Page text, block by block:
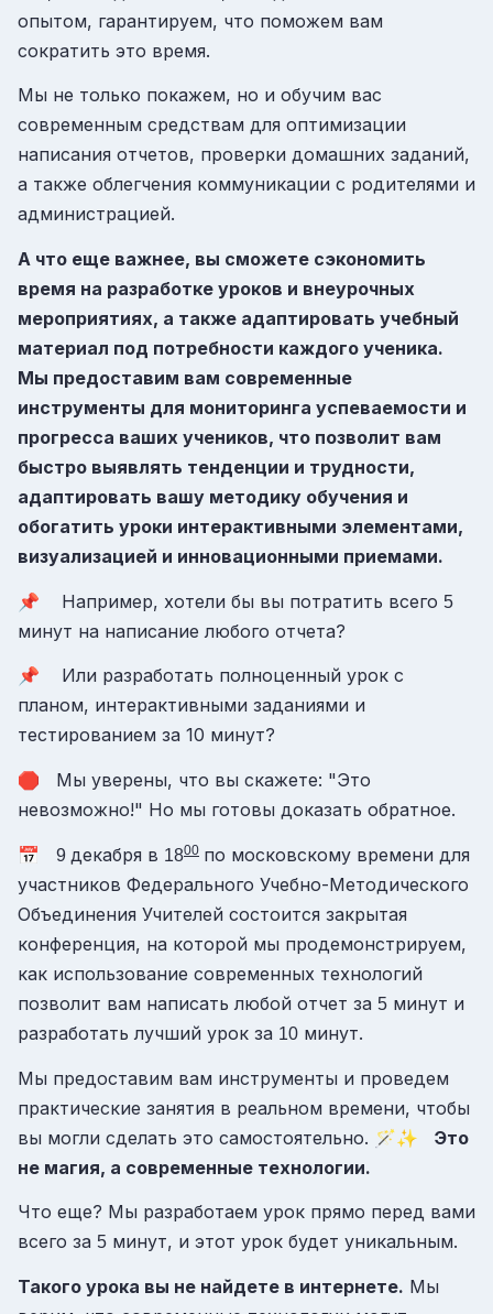
опытом, гарантируем, что поможем вам
сократить это время.
Мы не только покажем, но и обучим вас
современным средствам для оптимизации
написания отчетов, проверки домашних заданий,
а также облегчения коммуникации с родителями и
администрацией.
А что еще важнее, вы сможете сэкономить
время на разработке уроков и внеурочных
мероприятиях, а также адаптировать учебный
материал под потребности каждого ученика.
Мы предоставим вам современные
инструменты для мониторинга успеваемости и
прогресса ваших учеников, что позволит вам
быстро выявлять тенденции и трудности,
адаптировать вашу методику обучения и
обогатить уроки интерактивными элементами,
визуализацией и инновационными приемами.
📌 Например, хотели бы вы потратить всего 5
минут на написание любого отчета?
📌 Или разработать полноценный урок с
планом, интерактивными заданиями и
тестированием за 10 минут?
🛑 Мы уверены, что вы скажете: "Это
невозможно!" Но мы готовы доказать обратное.
📅 9 декабря в 1800 по московскому времени для
участников Федерального Учебно-Методического
Объединения Учителей состоится закрытая
конференция, на которой мы продемонстрируем,
как использование современных технологий
позволит вам написать любой отчет за 5 минут и
разработать лучший урок за 10 минут.
Мы предоставим вам инструменты и проведем
практические занятия в реальном времени, чтобы
вы могли сделать это самостоятельно. 🪄✨ Это
не магия, а современные технологии.
Что еще? Мы разработаем урок прямо перед вами
всего за 5 минут, и этот урок будет уникальным.
Такого урока вы не найдете в интернете. Мы